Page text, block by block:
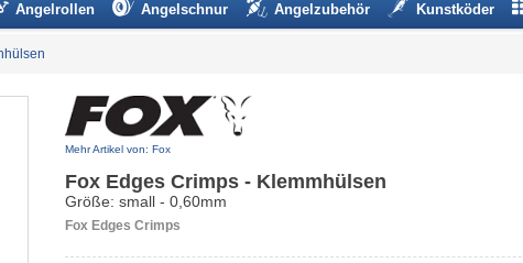
Angelrollen Angelschnur Angelzubehör Kunstköder
Mehr Artikel von: Fox
Fox Edges Crimps - Klemmhülsen
Größe: small - 0,60mm
Fox Edges Crimps